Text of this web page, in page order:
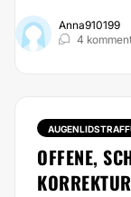
Anna910199
4
OFFENE,